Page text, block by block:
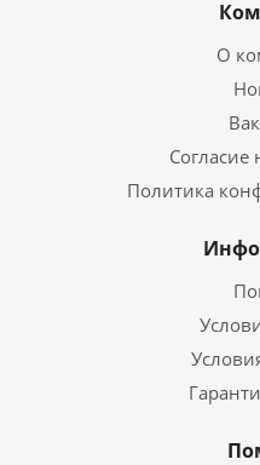
О
Согласие
Политика